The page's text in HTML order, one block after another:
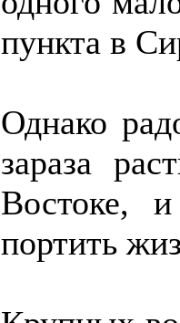
пункта в
Однако
зараза
Востоке,
портить